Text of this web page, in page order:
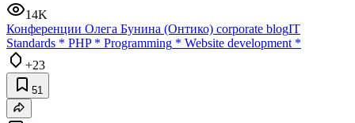
14K
Конференции Олега Бунина (Онтико) corporate blogIT
Standards * PHP* Programming * Website development *
+23
51